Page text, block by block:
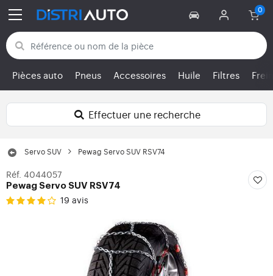
Retour aux catégories
Pièces auto Pneus Accessoires Huile Filtres
Effectuer une recherche
Servo SUV Pewag Servo SUV RSV74
Réf. 4044057
Pewag Servo SUV RSV74
19 avis